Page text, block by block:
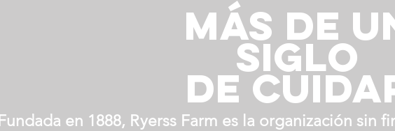
Más de
siglo
de
Fundada en 1888, Ryerss Farm es la organización sin